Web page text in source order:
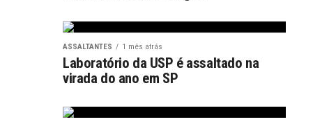
ASSALTANTES 1 mês atrás
Laboratório da USP é assaltado na
virada do ano em SP